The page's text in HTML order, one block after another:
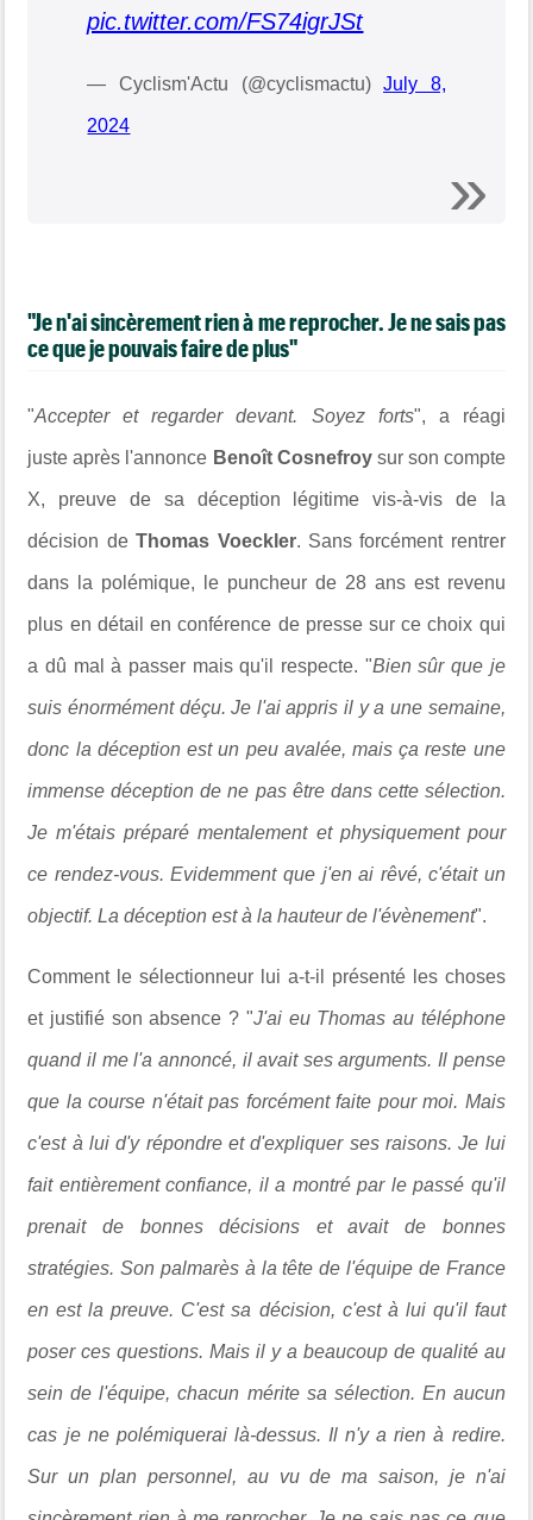
pic.twitter.com/FS74igrJSt
— Cyclism'Actu (@cyclismactu)July 8,
2024
"Je n'ai sincèrement rien à me reprocher. Je ne sais pas
ce que je pouvais faire de plus"
"Accepter et regarder devant. Soyez forts", a réagi
juste après l'annonce Benoît Cosnefroysur son compte
X, preuve de sa déception légitime vis-à-vis de la
décision deThomas Voeckler. Sans forcément rentrer
dans la polémique, le puncheur de 28 ans est revenu
plus en détail en conférence de presse sur ce choix qui
a dû mal à passer mais qu'il respecte. "Bien sûr que je
suis énormément déçu. Je l'ai appris il y a une semaine,
donc la déception est un peu avalée, mais ça reste une
immense déception de ne pas être dans cette sélection.
Je m'étais préparé mentalement et physiquement pour
ce rendez-vous. Evidemment que j'en ai rêvé, c'était un
objectif. La déception est à la hauteur de l'évènement".
Comment le sélectionneur lui a-t-il présenté les choses
et justifié son absence ? "J'ai eu Thomas au téléphone
quand il me l'a annoncé, il avait ses arguments. Il pense
que la course n'était pas forcément faite pour moi. Mais
c'est à lui d'y répondre et d'expliquer ses raisons. Je lui
fait entièrement confiance, il a montré par le passé qu'il
prenait de bonnes décisions et avait de bonnes
stratégies. Son palmarès à la tête de l'équipe de France
en est la preuve. C'est sa décision, c'est à lui qu'il faut
poser ces questions. Mais il y a beaucoup de qualité au
sein de l'équipe, chacun mérite sa sélection. En aucun
cas je ne polémiquerai là-dessus. Il n'y a rien à redire.
Sur un plan personnel, au vu de ma saison, je n'ai